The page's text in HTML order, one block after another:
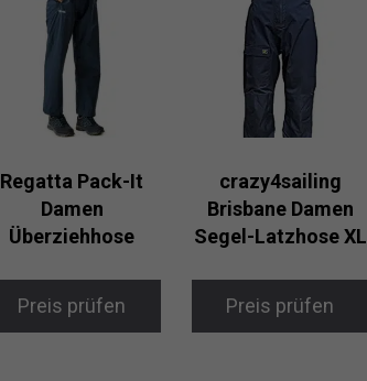
Regatta Pack-It
Damen
Überziehhose
Preis prüfen
crazy4sailing
Brisbane Damen
Segel-Latzhose XL
Preis prüfen